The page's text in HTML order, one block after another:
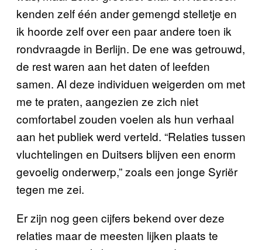
kenden zelf één ander gemengd stelletje en
ik hoorde zelf over een paar andere toen ik
rondvraagde in Berlijn. De ene was getrouwd,
de rest waren aan het daten of leefden
samen. Al deze individuen weigerden om met
me te praten, aangezien ze zich niet
comfortabel zouden voelen als hun verhaal
aan het publiek werd verteld. “Relaties tussen
vluchtelingen en Duitsers blijven een enorm
gevoelig onderwerp,” zoals een jonge Syriër
tegen me zei.
Er zijn nog geen cijfers bekend over deze
relaties maar de meesten lijken plaats te